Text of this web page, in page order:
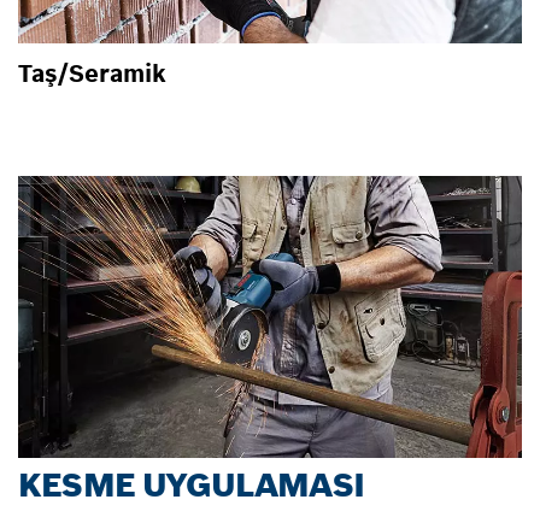
Taş/Seramik
KESME UYGULAMASI